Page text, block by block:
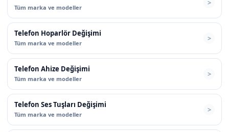
Tüm marka ve modeller
Telefon Hoparlör Değişimi
Tüm marka ve modeller
Telefon Ahize Değişimi
Tüm marka ve modeller
Telefon Ses Tuşları Değişimi
Tüm marka ve modeller